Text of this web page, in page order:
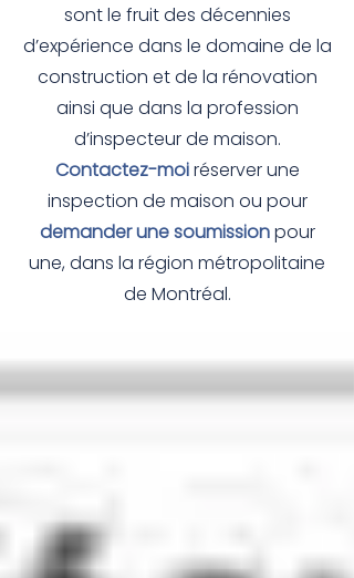
sont le fruit des décennies
d’expérience dans le domaine de la
construction et de la rénovation
ainsi que dans la profession
d’inspecteur de maison.
Contactez-moiréserver une
inspection de maison ou pour
demander une soumissionpour
une, dans la région métropolitaine
de Montréal.